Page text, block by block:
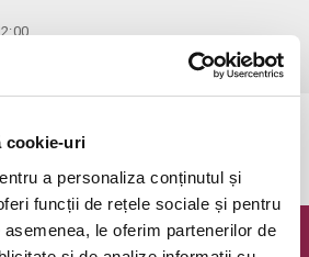
cookie-uri
a personaliza conținutul și
funcții de rețele sociale și pentru
le oferim partenerilor de
a expirat.